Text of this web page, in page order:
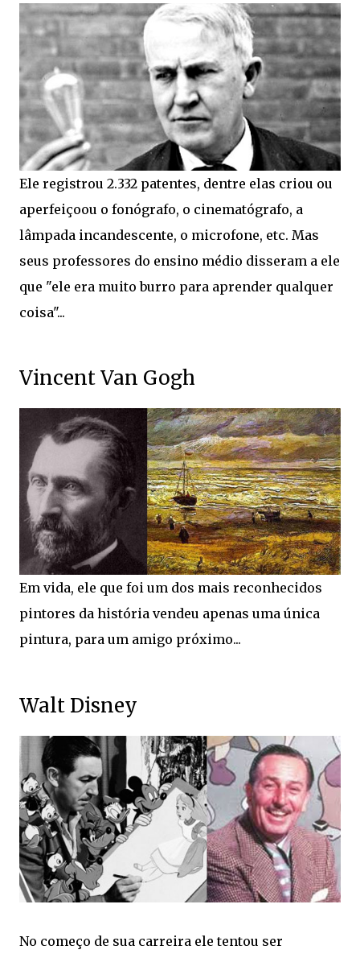
Ele registrou 2.332 patentes, dentre elas criou ou
aperfeiçoou o fonógrafo, o cinematógrafo, a
lâmpada incandescente, o microfone, etc. Mas
seus professores do ensino médio disseram a ele
que "ele era muito burro para aprender qualquer
coisa"...
Vincent Van Gogh
Em vida, ele que foi um dos mais reconhecidos
pintores da história vendeu apenas uma única
pintura, para um amigo próximo...
Walt Disney
No começo de sua carreira ele tentou ser